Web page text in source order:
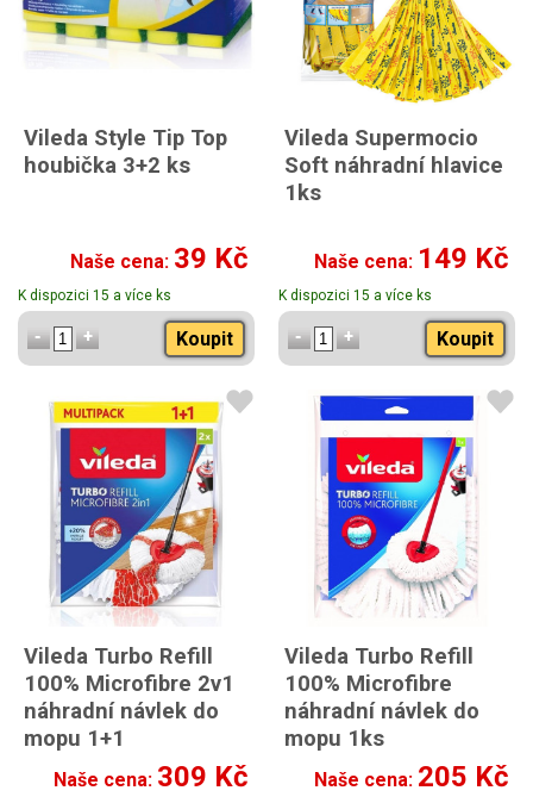
Vileda Style Tip Top
houbička 3+2 ks
Naše cena: 39 Kč
K dispozici 15 a více ks
Koupit
Vileda Supermocio
Soft náhradní hlavice
1ks
Naše cena: 149 Kč
K dispozici 15 a více ks
Koupit
Vileda Turbo Refill
100% Microfibre 2v1
náhradní návlek do
mopu 1+1
Naše cena: 309 Kč
Vileda Turbo Refill
100% Microfibre
náhradní návlek do
mopu 1ks
Naše cena: 205 Kč